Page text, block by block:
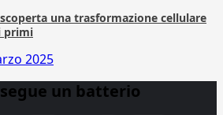
una trasformazione cellulare
primi
2025
un batterio